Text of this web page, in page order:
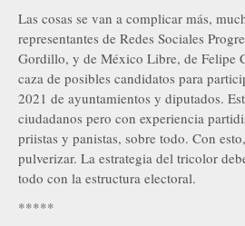
Las cosas se van a complicar más,
representantes de Redes Sociales
Gordillo, y de México Libre, de Felipe
caza de posibles candidatos para
2021 de ayuntamientos y diputados.
ciudadanos pero con experiencia
priistas y panistas, sobre todo. Con
pulverizar. La estrategia del tricolor
todo con la estructura electoral.
*****